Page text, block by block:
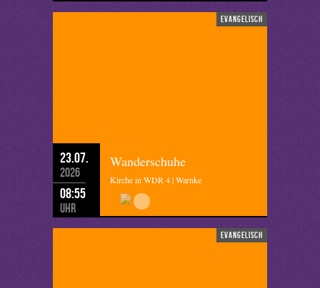
evangelisch
23.07.
2026
08:55
Uhr
Wanderschuhe
Kirche in WDR 4 | Warnke
evangelisch